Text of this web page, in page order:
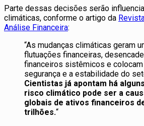
Parte dessas decisões serão
climáticas, conforme o artigo da
Análise Financeira:
“As mudanças climáticas geram
flutuações financeiras,
financeiros sistêmicos e
segurança e a estabilidade do
Cientistas já apontam há
risco climático pode ser a
globais de ativos financeiros
trilhões.“